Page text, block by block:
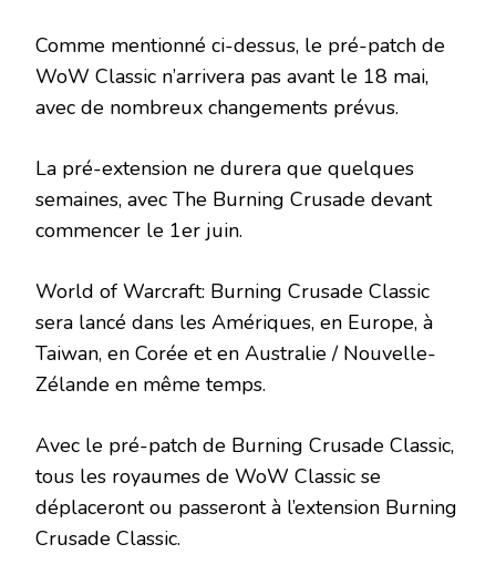
Comme mentionné ci-dessus, le pré-patch de
WoW Classic n’arrivera pas avant le 18 mai,
avec de nombreux changements prévus.
La pré-extension ne durera que quelques
semaines, avec The Burning Crusade devant
commencer le 1er juin.
World of Warcraft: Burning Crusade Classic
sera lancé dans les Amériques, en Europe, à
Taiwan, en Corée et en Australie / Nouvelle-
Zélande en même temps.
Avec le pré-patch de Burning Crusade Classic,
tous les royaumes de WoW Classic se
déplaceront ou passeront à l’extension Burning
Crusade Classic.